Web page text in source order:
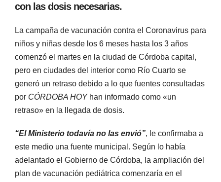
con las dosis necesarias.
La campaña de vacunación contra el Coronavirus para
niños y niñas desde los 6 meses hasta los 3 años
comenzó el martes en la ciudad de Córdoba capital,
pero en ciudades del interior como Río Cuarto se
generó un retraso debido a lo que fuentes consultadas
por CÓRDOBA HOYhan informado como «un
retraso» en la llegada de dosis.
“El Ministerio todavía no las envió”, le confirmaba a
este medio una fuente municipal. Según lo había
adelantado el Gobierno de Córdoba, la ampliación del
plan de vacunación pediátrica comenzaría en el